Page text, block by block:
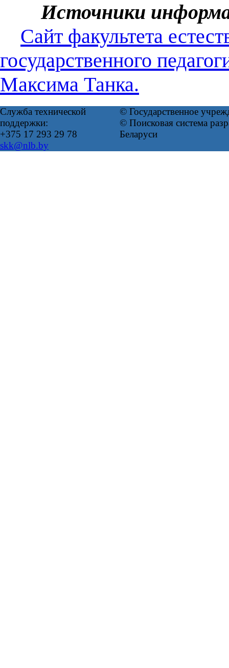
Источники
Сайт факультета
государственного
Максима Танка.
Служба технической
поддержки:
+375 17 293 29 78
skk@nlb.by
© Государственное
© Поисковая система
Беларуси